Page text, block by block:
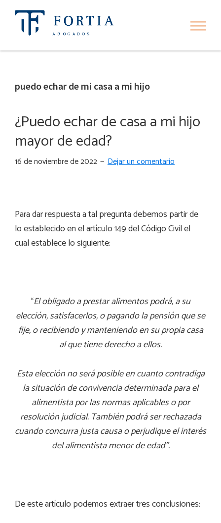
navegación
principal
contenido
principal
Fortia
Abogados
puedo echar de mi casa a mi hijo
¿Puedo echar de casa a mi hijo
mayor de edad?
16 de noviembre de 2022 Dejar un comentario
Para dar respuesta a tal pregunta debemos partir de
lo establecido en el artículo 149 del Código Civil el
cual establece lo siguiente:
“El obligado a prestar alimentos podrá, a su
elección, satisfacerlos, o pagando la pensión que se
fije, o recibiendo y manteniendo en su propia casa
al que tiene derecho a ellos.
Esta elección no será posible en cuanto contradiga
la situación de convivencia determinada para el
alimentista por las normas aplicables o por
resolución judicial. También podrá ser rechazada
cuando concurra justa causa o perjudique el interés
del alimentista menor de edad”.
De este artículo podemos extraer tres conclusiones: